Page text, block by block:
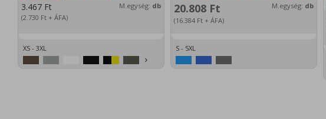
3.467 Ft
(2.730 Ft + ÁFA)
M.egység: db
XS - 3XL
20.808 Ft
(16.384 Ft+ ÁFA)
M.egység: db
S - 5XL